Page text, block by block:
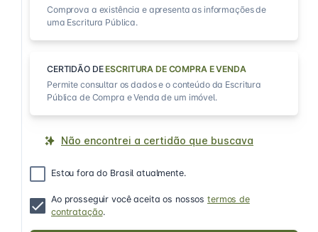
Comprova a existência e apresenta as informações de
uma Escritura Pública.
CERTIDÃO DEESCRITURA DE COMPRA E VENDA
Permite consultar os dados e o conteúdo da Escritura
Pública de Compra e Venda de um imóvel.
Não encontrei a certidão que buscava
Estou fora do Brasil atualmente.
Ao prosseguir você aceita os nossostermos de
contratação.